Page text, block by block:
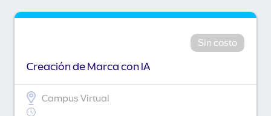
Sin costo
Creación de Marca con IA
Campus Virtual